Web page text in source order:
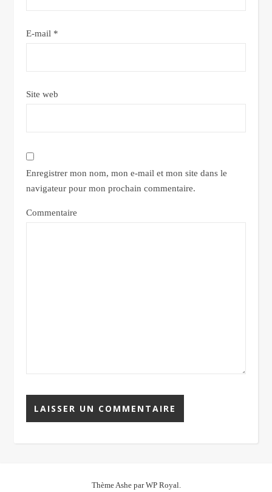
E-mail *
Site web
Enregistrer mon nom, mon e-mail et mon site dans le
navigateur pour mon prochain commentaire.
Commentaire
Thème Ashe parWP Royal.